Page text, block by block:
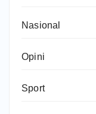
Nasional
Opini
Sport